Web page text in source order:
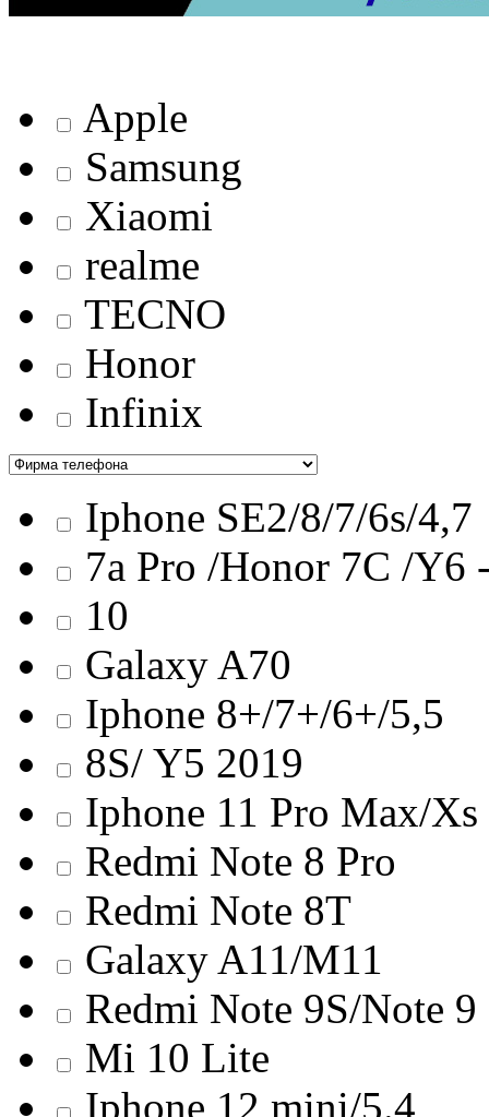
Apple
Samsung
Xiaomi
realme
TECNO
Honor
Infinix
Iphone SE2/8/7/6s/4,7
7a Pro /Honor 7C /Y6
10
Galaxy A70
Iphone 8+/7+/6+/5,5
8S/ Y5 2019
Iphone 11 Pro Max/
Redmi Note 8 Pro
Redmi Note 8T
Galaxy A11/M11
Redmi Note 9S/Note 9
Mi 10 Lite
Iphone 12 mini/5.4